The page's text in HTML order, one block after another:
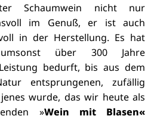
Schaumwein nicht nur
im Genuß, er ist auch
in der Herstellung. Es hat
über 300 Jahre
bedurft, bis aus dem
entsprungenen, zufällig
wurde, das wir heute als
»Wein mit Blasen«